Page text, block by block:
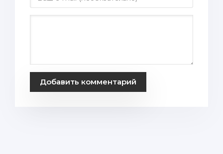
Добавить комментарий